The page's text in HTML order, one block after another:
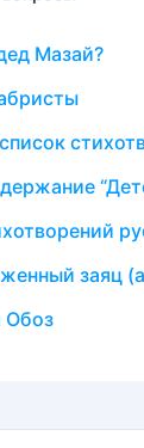
Мазай?
заяц
Обоз